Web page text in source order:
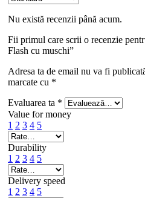
Nu există recenzii până acum.
Fii primul care scrii o recenzie
Flash cu muschi”
Adresa ta de email nu va fi
marcate cu *
Evaluarea ta *
Value for money
1 2 3 4 5
Durability
1 2 3 4 5
Delivery speed
1 2 3 4 5